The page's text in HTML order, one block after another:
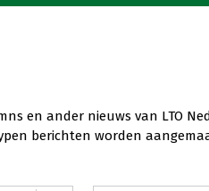
en ander nieuws van LTO
berichten worden